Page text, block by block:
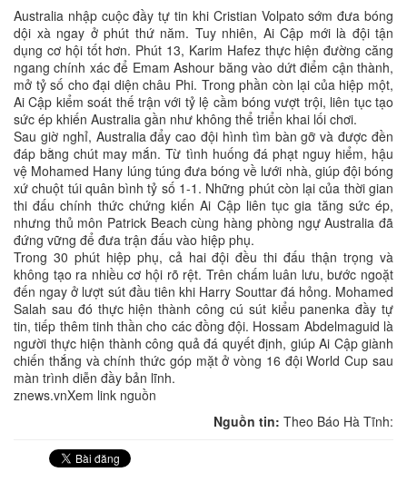
Australia nhập cuộc đầy tự tin khi Cristian Volpato sớm đưa bóng
dội xà ngay ở phút thứ năm. Tuy nhiên, Ai Cập mới là đội tận
dụng cơ hội tốt hơn. Phút 13, Karim Hafez thực hiện đường căng
ngang chính xác để Emam Ashour băng vào dứt điểm cận thành,
mở tỷ số cho đại diện châu Phi. Trong phần còn lại của hiệp một,
Ai Cập kiểm soát thế trận với tỷ lệ cầm bóng vượt trội, liên tục tạo
sức ép khiến Australia gần như không thể triển khai lối chơi.
Sau giờ nghỉ, Australia đẩy cao đội hình tìm bàn gỡ và được đền
đáp bằng chút may mắn. Từ tình huống đá phạt nguy hiểm, hậu
vệ Mohamed Hany lúng túng đưa bóng về lưới nhà, giúp đội bóng
xứ chuột túi quân bình tỷ số 1-1. Những phút còn lại của thời gian
thi đấu chính thức chứng kiến Ai Cập liên tục gia tăng sức ép,
nhưng thủ môn Patrick Beach cùng hàng phòng ngự Australia đã
đứng vững để đưa trận đấu vào hiệp phụ.
Trong 30 phút hiệp phụ, cả hai đội đều thi đấu thận trọng và
không tạo ra nhiều cơ hội rõ rệt. Trên chấm luân lưu, bước ngoặt
đến ngay ở lượt sút đầu tiên khi Harry Souttar đá hỏng. Mohamed
Salah sau đó thực hiện thành công cú sút kiểu panenka đầy tự
tin, tiếp thêm tinh thần cho các đồng đội. Hossam Abdelmaguid là
người thực hiện thành công quả đá quyết định, giúp Ai Cập giành
chiến thắng và chính thức góp mặt ở vòng 16 đội World Cup sau
màn trình diễn đầy bản lĩnh.
znews.vnXem link nguồn
Nguồn tin: Theo Báo Hà Tĩnh: